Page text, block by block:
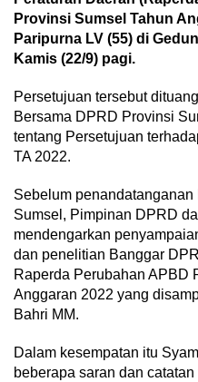
Provinsi Sumsel Tahun
Paripurna LV (55) di
Kamis (22/9) pagi.
Persetujuan tersebut
Bersama DPRD Provinsi
tentang Persetujuan
TA 2022.
Sebelum
Sumsel, Pimpinan DPRD
mendengarkan
dan penelitian Banggar
Raperda Perubahan APBD
Anggaran 2022 yang
Bahri MM.
Dalam kesempatan itu
beberapa saran dan